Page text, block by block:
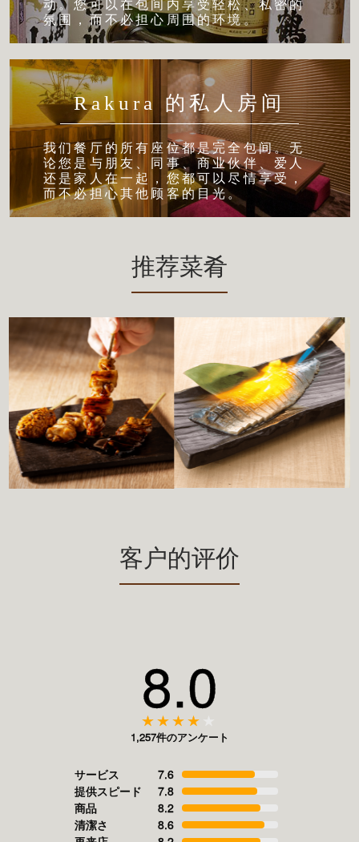
动。您可以在包间内享受轻松、私密的
氛围，而不必担心周围的环境。
Rakura 的私人房间
我们餐厅的所有座位都是完全包间。无
论您是与朋友、同事、商业伙伴、爱人
还是家人在一起，您都可以尽情享受，
而不必担心其他顾客的目光。
推荐菜肴
客户的评价